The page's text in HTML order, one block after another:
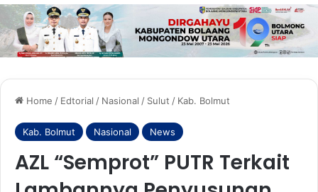
Home / Edtorial / Nasional / Sulut / Kab. Bolmut
Kab. Bolmut Nasional News
AZL “Semprot” PUTR Terkait